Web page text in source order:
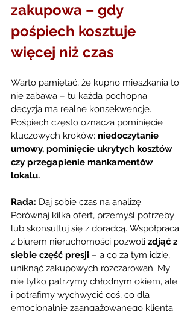
zakupowa – gdy
pośpiech kosztuje
więcej niż czas
Warto pamiętać, że kupno mieszkania to
nie zabawa – tu każda pochopna
decyzja ma realne konsekwencje.
Pośpiech często oznacza pominięcie
kluczowych kroków: niedoczytanie
umowy, pominięcie ukrytych kosztów
czy przegapienie mankamentów
lokalu.
Rada: Daj sobie czas na analizę.
Porównaj kilka ofert, przemyśl potrzeby
lub skonsultuj się z doradcą. Współpraca
z biurem nieruchomości pozwoli zdjąć z
siebie część presji – a co za tym idzie,
uniknąć zakupowych rozczarowań. My
nie tylko patrzymy chłodnym okiem, ale
i potrafimy wychwycić coś, co dla
emocjonalnie zaangażowanego klienta